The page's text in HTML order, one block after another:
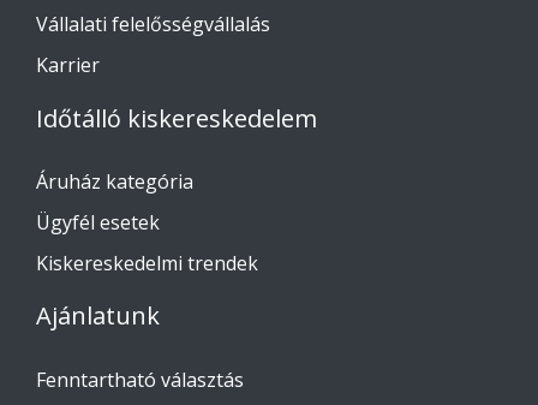
Vállalati felelősségvállalás
Karrier
Időtálló kiskereskedelem
Áruház kategória
Ügyfél esetek
Kiskereskedelmi trendek
Ajánlatunk
Fenntartható választás